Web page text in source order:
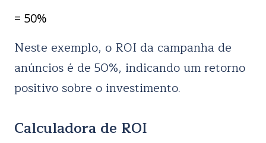
= 50%
Neste exemplo, o ROI da campanha de
anúncios é de 50%, indicando um retorno
positivo sobre o investimento.
Calculadora de ROI